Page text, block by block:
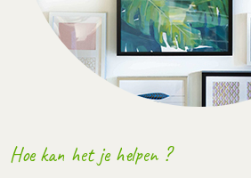
Hoe kan het je helpen ?